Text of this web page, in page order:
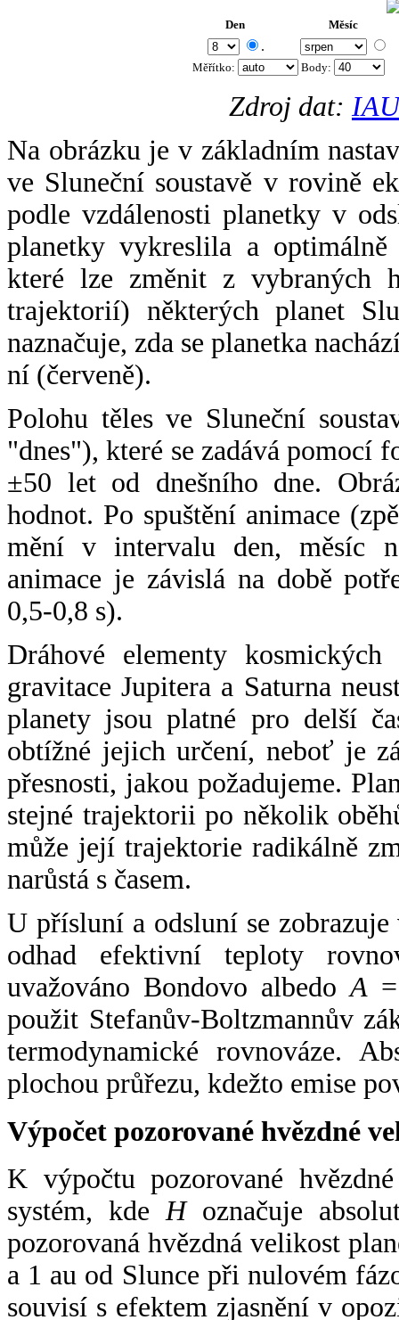
Den Měsíc
.
Měřítko: Body:
Zdroj dat:
Na obrázku je v základním
ve Sluneční soustavě v rovině
podle vzdálenosti planetky v
planetky vykreslila a
které lze změnit z vybraných
trajektorií) některých planet
naznačuje, zda se planetka
ní (červeně).
Polohu těles ve Sluneční
"dnes"), které se zadává pomocí
±50 let od dnešního dne.
hodnot. Po spuštění animace
mění v intervalu den, měsíc
animace je závislá na době
0,5-0,8 s).
Dráhové elementy
gravitace Jupitera a Saturna
planety jsou platné pro delší
obtížné jejich určení, neboť je
přesnosti, jakou požadujeme.
stejné trajektorii po několik
může její trajektorie radikálně
narůstá s časem.
U přísluní a odsluní se
odhad efektivní teploty
uvažováno Bondovo albedoA
použit Stefanův-Boltzmannův
termodynamické rovnováze.
plochou průřezu, kdežto emise
Výpočet pozorované hvězdné
K výpočtu pozorované
systém, kde Hoznačuje
pozorovaná hvězdná velikost
a 1 au od Slunce při nulovém
souvisí s efektem zjasnění v